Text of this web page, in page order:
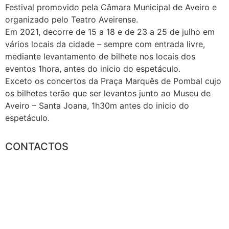
Festival promovido pela Câmara Municipal de Aveiro e
organizado pelo Teatro Aveirense.
Em 2021, decorre de 15 a 18 e de 23 a 25 de julho em
vários locais da cidade – sempre com entrada livre,
mediante levantamento de bilhete nos locais dos
eventos 1hora, antes do inicio do espetáculo.
Exceto os concertos da Praça Marquês de Pombal cujo
os bilhetes terão que ser levantos junto ao Museu de
Aveiro – Santa Joana, 1h30m antes do inicio do
espetáculo.
CONTACTOS